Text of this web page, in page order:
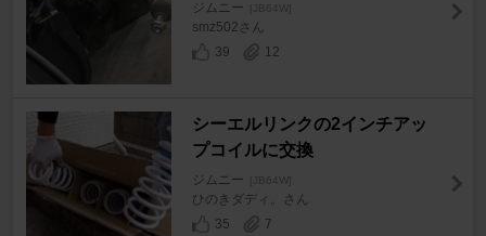
ジムニー [JB64W]
smz502さん
39
12
シーエルリンクの2インチアッ
プコイルに交換
ジムニー [JB64W]
ひのきダディ。さん
35
7